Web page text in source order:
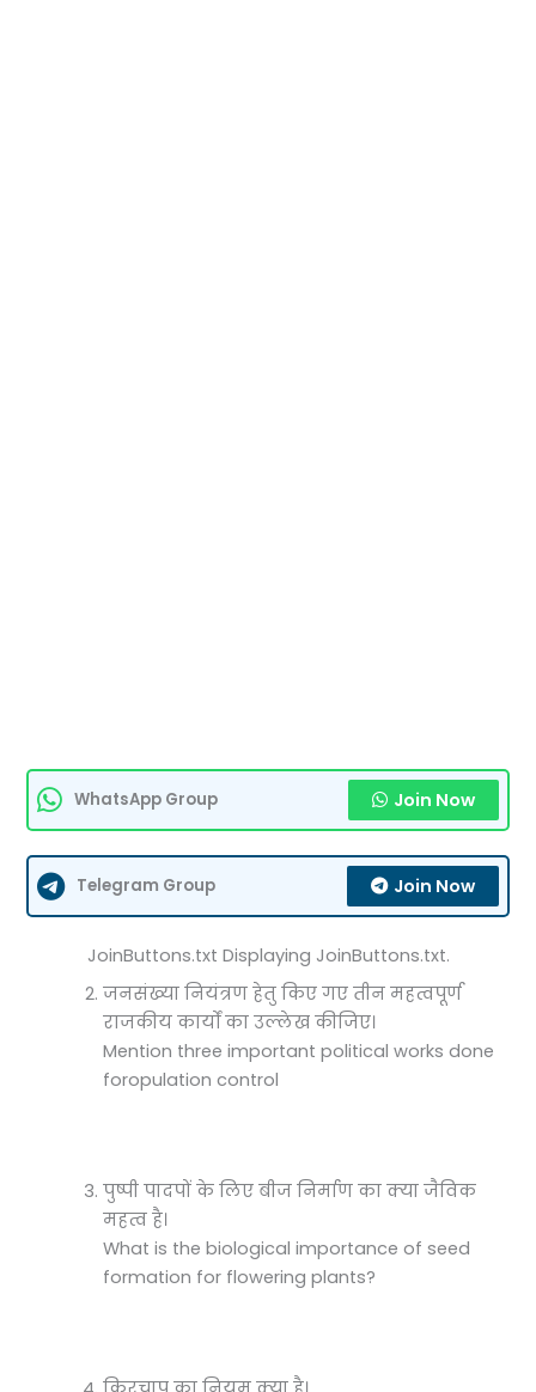
WhatsApp Group Join Now
Telegram Group Join Now
JoinButtons.txt Displaying JoinButtons.txt.
जनसंख्या नियंत्रण हेतु किए गए तीन महत्वपूर्ण
राजकीय कार्यों का उल्लेख कीजिए।
Mention three important political works done
foropulation control
पुष्पी पादपों के लिए बीज निर्माण का क्या जैविक
महत्व है।
What is the biological importance of seed
formation for flowering plants?